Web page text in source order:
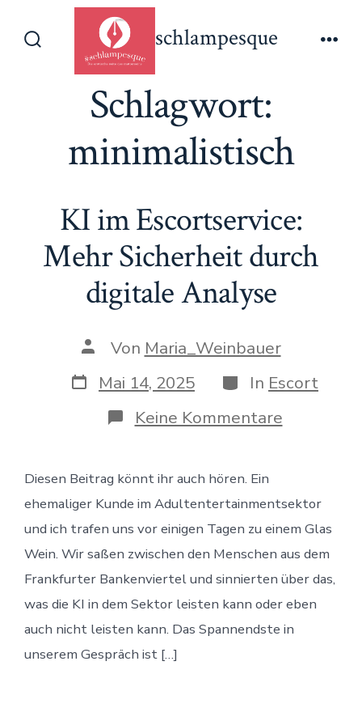
Inhalt
ein-/ausblenden
schlampesque
Schlagwort:
minimalistisch
KI im Escortservice:
Mehr Sicherheit durch
digitale Analyse
Beitragsautor
Von Maria_Weinbauer
Veröffentlichungsdatum
Mai 14, 2025 Kategorien
In Escort
Keine Kommentarezu
KI
Sicherheit
durch
digitale
Analyse
Diesen Beitrag könnt ihr auch hören. Ein
ehemaliger Kunde im Adultentertainmentsektor
und ich trafen uns vor einigen Tagen zu einem Glas
Wein. Wir saßen zwischen den Menschen aus dem
Frankfurter Bankenviertel und sinnierten über das,
was die KI in dem Sektor leisten kann oder eben
auch nicht leisten kann. Das Spannendste in
unserem Gespräch ist […]